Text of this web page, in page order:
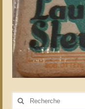
Rechercher